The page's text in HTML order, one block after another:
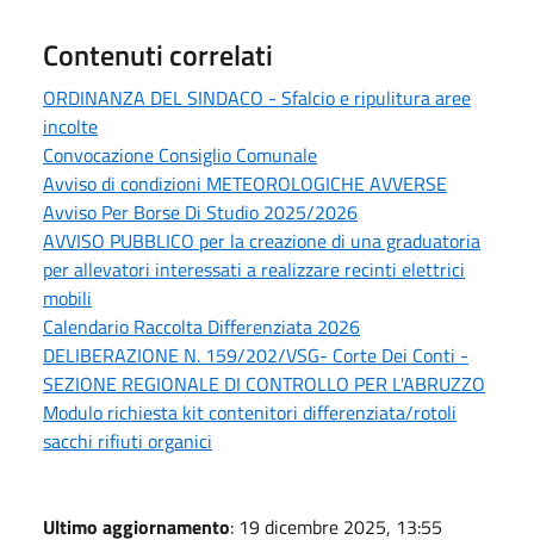
Contenuti correlati
ORDINANZA DEL SINDACO - Sfalcio e ripulitura aree
incolte
Convocazione Consiglio Comunale
Avviso di condizioni METEOROLOGICHE AVVERSE
Avviso Per Borse Di Studio 2025/2026
AVVISO PUBBLICO per la creazione di una graduatoria
per allevatori interessati a realizzare recinti elettrici
mobili
Calendario Raccolta Differenziata 2026
DELIBERAZIONE N. 159/202/VSG- Corte Dei Conti -
SEZIONE REGIONALE DI CONTROLLO PER L'ABRUZZO
Modulo richiesta kit contenitori differenziata/rotoli
sacchi rifiuti organici
Ultimo aggiornamento: 19 dicembre 2025, 13:55